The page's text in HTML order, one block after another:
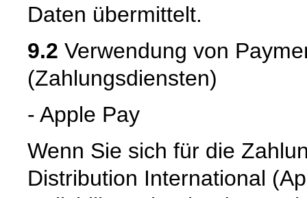
Daten übermittelt.
9.2 Verwendung von
(Zahlungsdiensten)
- Apple Pay
Wenn Sie sich für die
Distribution International